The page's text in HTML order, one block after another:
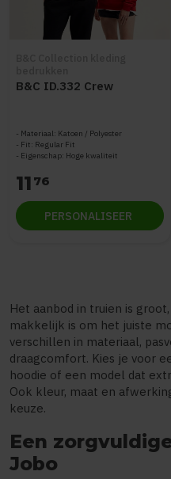
B&C ID.332 Crew
Materiaal: Katoen / Polyester
Fit: Regular Fit
Eigenschap: Hoge kwaliteit
11 76
PERSONALISEER
Het aanbod in truien is
makkelijk is om het juiste
verschillen in materiaal,
draagcomfort. Kies je voor
hoodie of een model dat
Ook kleur, maat en
keuze.
Een
Jobo